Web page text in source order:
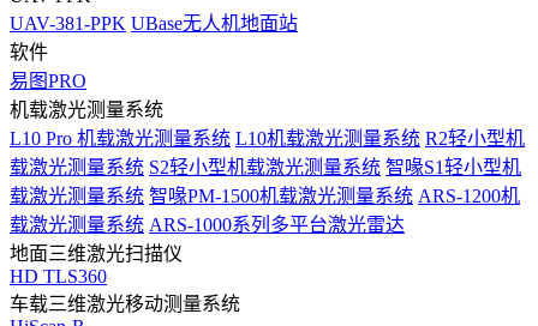
UAV-381-PPK UBase无人机地面站
软件
易图PRO
机载激光测量系统
L10 Pro 机载激光测量系统 L10机载激光测量系统 R2轻小型机
载激光测量系统 S2轻小型机载激光测量系统 智喙S1轻小型机
载激光测量系统 智喙PM-1500机载激光测量系统 ARS-1200机
载激光测量系统 ARS-1000系列多平台激光雷达
地面三维激光扫描仪
HD TLS360
车载三维激光移动测量系统